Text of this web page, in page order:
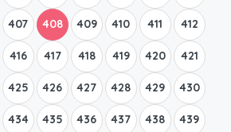
407 408 409 410 411 412
416 417 418 419 420 421
425 426 427 428 429 430
434 435 436 437 438 439